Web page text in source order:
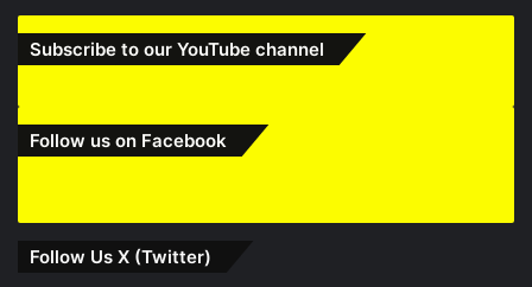
Subscribe to our YouTube channel
Follow us on Facebook
Follow Us X (Twitter)